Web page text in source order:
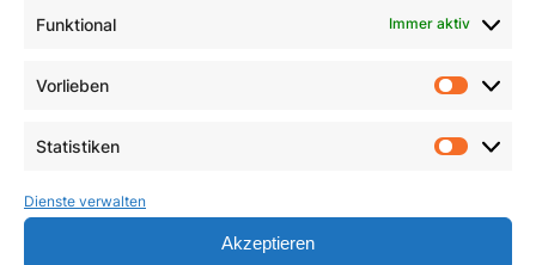
Funktional Immer aktiv
Vorlieben
Statistiken
Dienste verwalten
Akzeptieren
In den Warenkorb In den Warenkorb